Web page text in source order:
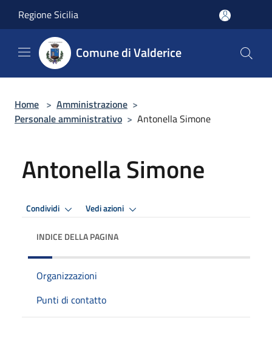
Regione Sicilia
Comune di Valderice
Home > Amministrazione >
Personale amministrativo > Antonella Simone
Antonella Simone
Condividi Vedi azioni
INDICE DELLA PAGINA
Organizzazioni
Punti di contatto